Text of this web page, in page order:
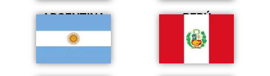
ARGENTINA PERÚ